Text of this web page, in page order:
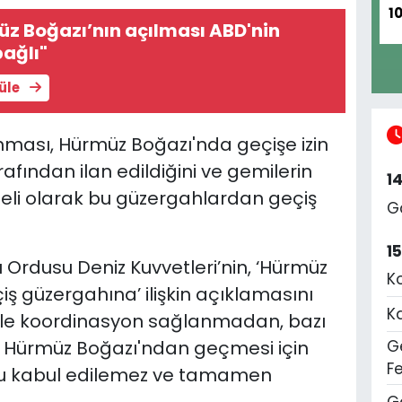
Boğazı’nın açılması ABD'nin
Hürmüz Boğazı'nda geçişe izin
ilan edildiğini ve gemilerin
olarak bu güzergahlardan geçiş
Deniz Kuvvetleri’nin, ‘Hürmüz
güzergahına’ ilişkin açıklamasını
koordinasyon sağlanmadan, bazı
Boğazı'ndan geçmesi için
kabul edilemez ve tamamen
10